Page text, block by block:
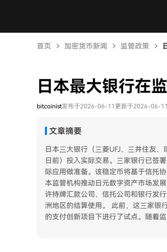
首页 加密货币新闻 监管政策
日本最大银行在
bitcoinist发布于2026-06-11 更新于2026-06-11
文章摘要
日本三大银行（三菱UFJ、三井住友
日前）投入实际交易。三家银行已签
际应用做准备。该稳定币将基于信托
本监管机构推动日元数字资产市场发
许持牌汇款公司、信托公司和银行发
洲地区的结算使用。 此前，这三家银
的支付创新项目下进行了试点。随着